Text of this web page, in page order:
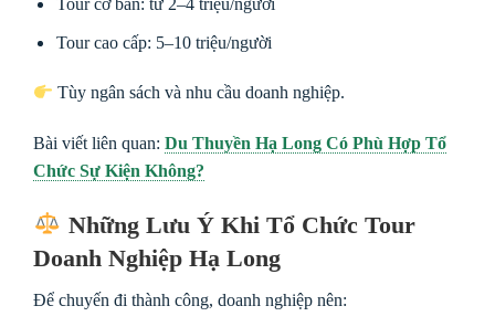
Tour cơ bản: từ 2–4 triệu/người
Tour cao cấp: 5–10 triệu/người
Tùy ngân sách và nhu cầu doanh nghiệp.
Bài viết liên quan: Du Thuyền Hạ Long Có Phù Hợp Tổ
Chức Sự Kiện Không?
Những Lưu Ý Khi Tổ Chức Tour
Doanh Nghiệp Hạ Long
Để chuyến đi thành công, doanh nghiệp nên: